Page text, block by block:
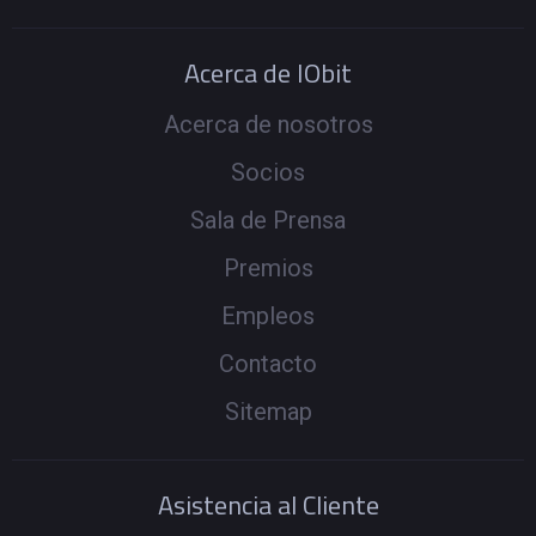
Acerca de IObit
Acerca de nosotros
Socios
Sala de Prensa
Premios
Empleos
Contacto
Sitemap
Asistencia al Cliente